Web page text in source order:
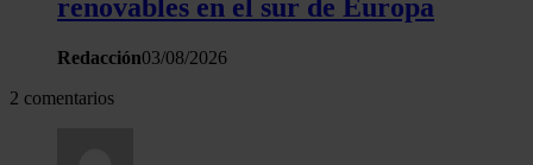
renovables en el sur de Europa
Redacción03/08/2026
2 comentarios